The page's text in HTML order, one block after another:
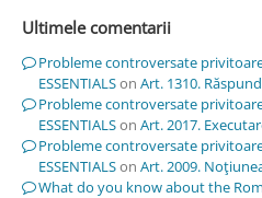
Ultimele comentarii
Probleme controversate
ESSENTIALSon Art. 1310.
Probleme controversate
ESSENTIALSon Art. 2017.
Probleme controversate
ESSENTIALSon Art. 2009.
What do you know about the